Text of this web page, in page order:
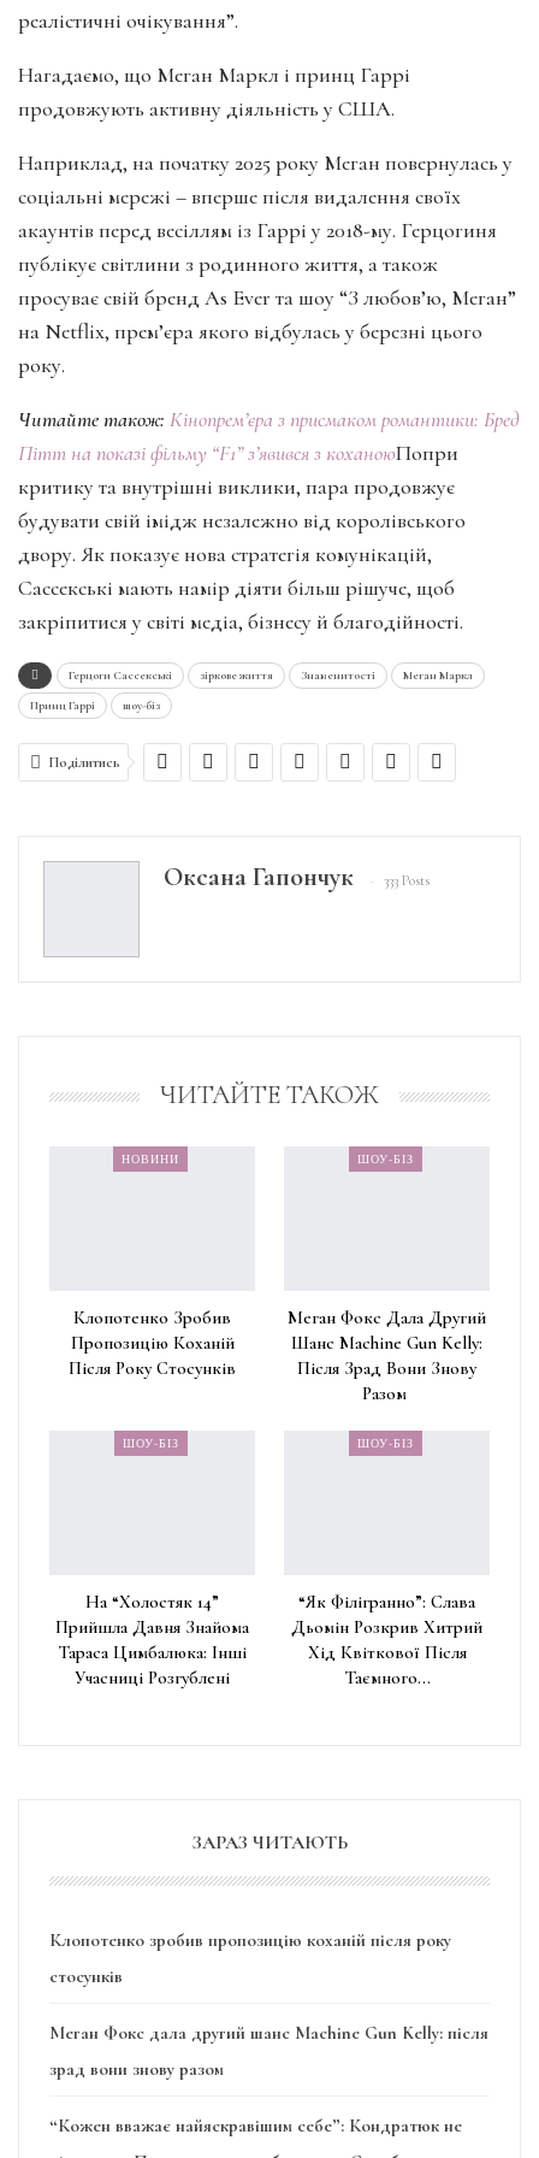
реалістичні очікування”.
Нагадаємо, що Меган Маркл і принц Гаррі
продовжують активну діяльність у США.
Наприклад, на початку 2025 року Меган повернулась у
соціальні мережі – вперше після видалення своїх
акаунтів перед весіллям із Гаррі у 2018-му. Герцогиня
публікує світлини з родинного життя, а також
просуває свій бренд As Ever та шоу “З любов’ю, Меган”
на Netflix, прем’єра якого відбулась у березні цього
року.
Читайте також: Кінопрем’єра з присмаком романтики: Бред
Пітт на показі фільму “F1” з’явився з коханоюПопри
критику та внутрішні виклики, пара продовжує
будувати свій імідж незалежно від королівського
двору. Як показує нова стратегія комунікацій,
Сассекські мають намір діяти більш рішуче, щоб
закріпитися у світі медіа, бізнесу й благодійності.
Герцоги Сассекські зіркове життя Знаменитості Меган Маркл
Принц Гаррі шоу-біз
Поділитись
Оксана Гапончук 333 Posts
ЧИТАЙТЕ ТАКОЖ
НОВИНИ
Клопотенко Зробив
Пропозицію Коханій
Після Року Стосунків
ШОУ-БІЗ
Меган Фокс Дала Другий
Шанс Machine Gun Kelly:
Після Зрад Вони Знову
Разом
ШОУ-БІЗ
На “Холостяк 14”
Прийшла Давня Знайома
Тараса Цимбалюка: Інші
Учасниці Розгублені
ШОУ-БІЗ
“Як Філігранно”: Слава
Дьомін Розкрив Хитрий
Хід Квіткової Після
Таємного…
ЗАРАЗ ЧИТАЮТЬ
Клопотенко зробив пропозицію коханій після року
стосунків
Меган Фокс дала другий шанс Machine Gun Kelly: після
зрад вони знову разом
“Кожен вважає найяскравішим себе”: Кондратюк не